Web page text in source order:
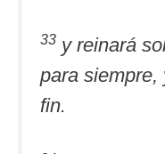
33 y reinará
para siempre,
fin.